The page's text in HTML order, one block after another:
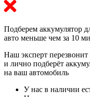
Подберем аккумулятор
авто меньше чем за 10
Наш эксперт перезвонит
и лично подберёт
на ваш автомобиль
У нас в наличии